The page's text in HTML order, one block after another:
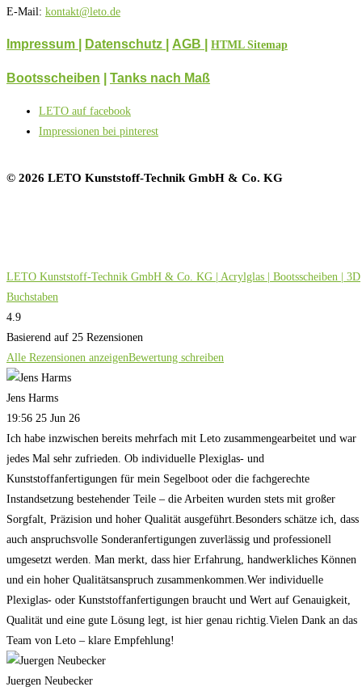
E-Mail: kontakt@leto.de
Impressum | Datenschutz AGB HTML Sitemap
Bootsscheiben Tanks nach Maß
LETO auf facebook
Impressionen bei pinterest
© 2026 LETO Kunststoff-Technik GmbH & Co. KG
LETO Kunststoff-Technik GmbH & Co. KG | Acrylglas | Bootsscheiben | 3D
Buchstaben
4.9
Basierend auf 25 Rezensionen
Alle Rezensionen anzeigenBewertung schreiben
Jens Harms
19:56 25 Jun 26
Ich habe inzwischen bereits mehrfach mit Leto zusammengearbeitet und war
jedes Mal sehr zufrieden. Ob individuelle Plexiglas- und
Kunststoffanfertigungen für mein Segelboot oder die fachgerechte
Instandsetzung bestehender Teile – die Arbeiten wurden stets mit großer
Sorgfalt, Präzision und hoher Qualität ausgeführt.Besonders schätze ich, dass
auch anspruchsvolle Sonderanfertigungen zuverlässig und professionell
umgesetzt werden. Man merkt, dass hier Erfahrung, handwerkliches Können
und ein hoher Qualitätsanspruch zusammenkommen.Wer individuelle
Plexiglas- oder Kunststoffanfertigungen braucht und Wert auf Genauigkeit,
Qualität und eine gute Lösung legt, ist hier genau richtig.Vielen Dank an das
Team von Leto – klare Empfehlung!
Juergen Neubecker